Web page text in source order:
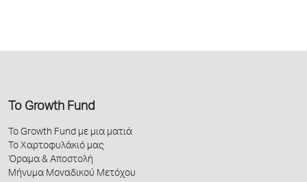
Το Growth Fund
Το Growth Fund με μια ματιά
Το Χαρτοφυλάκιό μας
Όραμα & Αποστολή
Μήνυμα Μοναδικού Μετόχου